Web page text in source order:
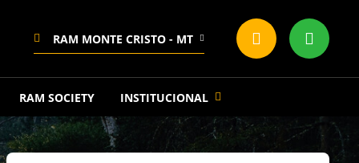
RAM MONTE CRISTO - MT
RAM SOCIETY INSTITUCIONAL